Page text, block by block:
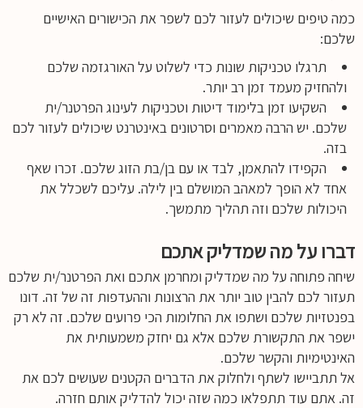
כמה טיפים שיכולים לעזור לכם לשפר את הכישורים האישיים
שלכם:
תרגלו טכניקות שונות כדי לשלוט על האורגזמה שלכם
ולהחזיק מעמד זמן רב יותר.
השקיעו זמן בלימוד דיטות וטכניקות לעינוג הפרטנר/ית
שלכם. יש הרבה מאמרים וסרטונים באינטרנט שיכולים לעזור לכם
בזה.
הקפידו להתאמן, לבד או עם בן/בת הזוג שלכם. זכרו שאף
אחד לא הופך למאהב המושלם בין לילה. עליכם לשכלל את
היכולות שלכם וזה תהליך מתמשך.
דברו על מה שמדליק אתכם
שיחה פתוחה על מה שמדליק ומחרמן אתכם ואת הפרטנר/ית שלכם
תעזור לכם להבין טוב יותר את הרצונות וההעדפות זה של זה. דונו
בפנטזיות שלכם ושתפו את החלומות הכי פרועים שלכם. זה לא רק
ישפר את התקשורת שלכם אלא גם יחזק משמעותית את
האינטימיות והקשר שלכם.
אל תתביישו לשתף ולחלוק את הדברים הקטנים שעושים לכם את
זה. אתם עוד תתפלאו כמה שזה יכול להדליק אותם חזרה.